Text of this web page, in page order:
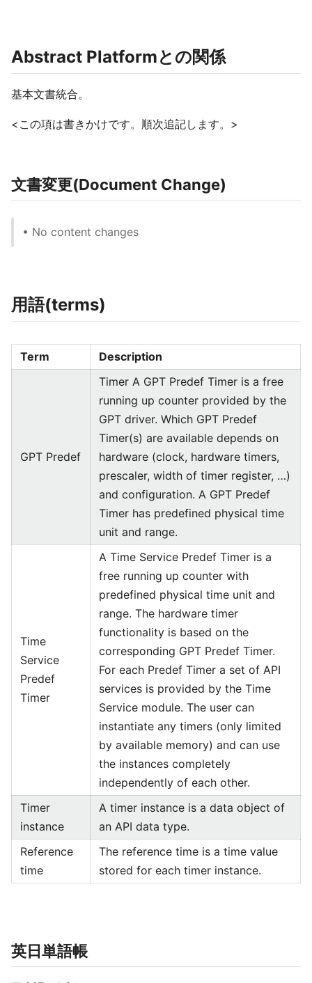
Abstract Platformとの関係
基本文書統合。
<この項は書きかけです。順次追記します。>
文書変更(Document Change)
• No content changes
用語(terms)
Term Description
GPT Predef
Timer A GPT Predef Timer is a free
running up counter provided by the
GPT driver. Which GPT Predef
Timer(s) are available depends on
hardware (clock, hardware timers,
prescaler, width of timer register, …)
and configuration. A GPT Predef
Timer has predefined physical time
unit and range.
Time
Service
Predef
Timer
A Time Service Predef Timer is a
free running up counter with
predefined physical time unit and
range. The hardware timer
functionality is based on the
corresponding GPT Predef Timer.
For each Predef Timer a set of API
services is provided by the Time
Service module. The user can
instantiate any timers (only limited
by available memory) and can use
the instances completely
independently of each other.
Timer
instance
A timer instance is a data object of
an API data type.
Reference
time
The reference time is a time value
stored for each timer instance.
英日単語帳